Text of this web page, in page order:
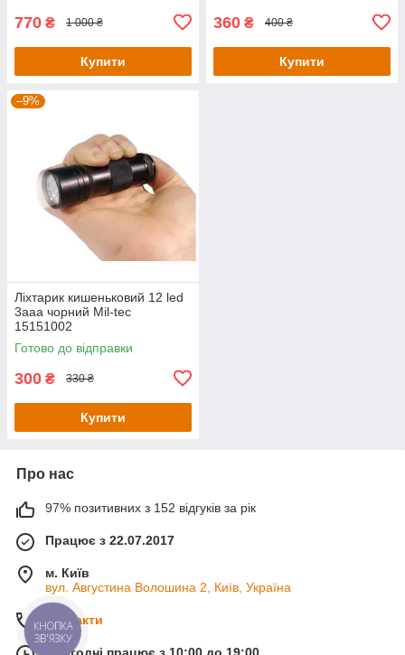
770 ₴ 1 000 ₴
Купити
360 ₴ 400 ₴
Купити
–9%
Ліхтарик кишеньковий 12 led
3aaa чорний Mil-tec
15151002
Готово до відправки
300 ₴ 330 ₴
Купити
Про нас
97% позитивних з 152 відгуків за рік
Працює з 22.07.2017
м. Київ
вул. Августина Волошина 2, Київ, Україна
Контакти
КНОПКА
ЗВ'ЯЗКУ